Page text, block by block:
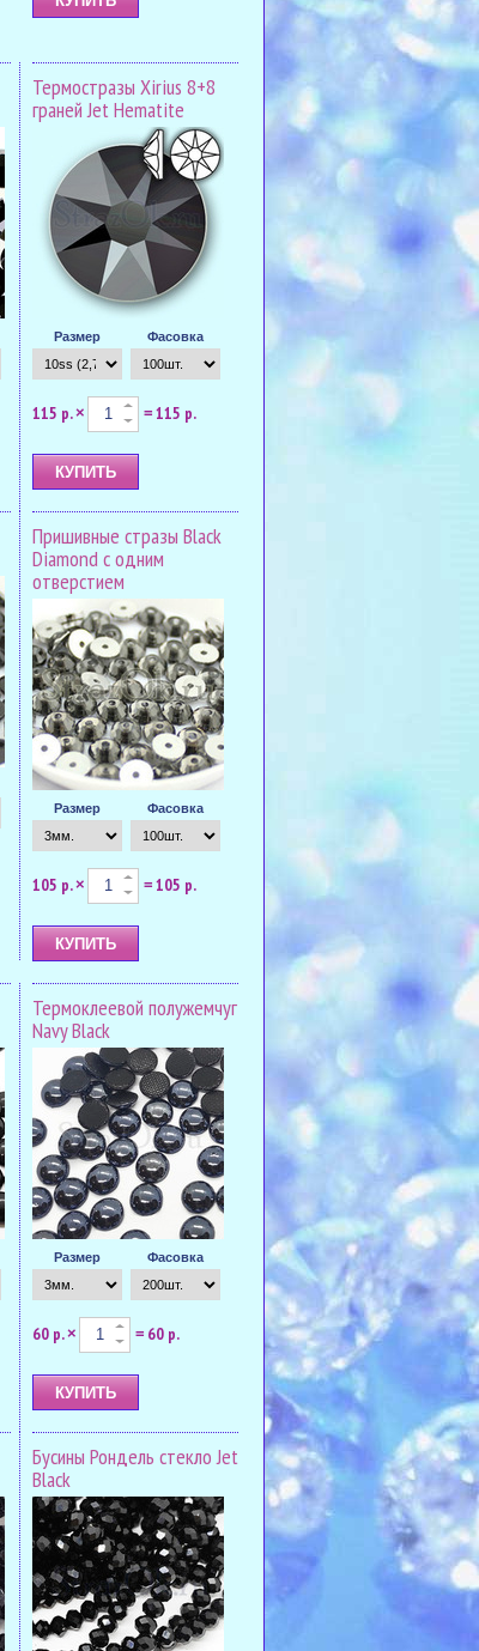
Термостразы Xirius 8+8
граней Jet Hematite
Размер Фасовка
115 р.× = 115 р.
Пришивные стразы Black
Diamond с одним
отверстием
Размер Фасовка
105 р.× = 105 р.
Термоклеевой полужемчуг
Navy Black
Размер Фасовка
60 р.× = 60 р.
Бусины Рондель стекло Jet
Black